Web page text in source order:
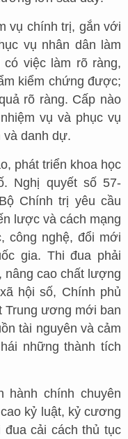
vụ chính trị, gắn với
vụ nhân dân làm
việc làm rõ ràng,
kiểm chứng được;
rõ ràng. Cấp nào
vụ và phục vụ
và danh dự.
phát triển khoa học
Nghị quyết số 57-
Chính trị yêu cầu
lược và cách mạng
công nghệ, đổi mới
gia. Thi đua phải
nâng cao chất lượng
hội số, Chính phủ
Trung ương mới ban
tài nguyên và cảm
những thành tích
hành chính chuyên
kỷ luật, kỷ cương
cải cách thủ tục